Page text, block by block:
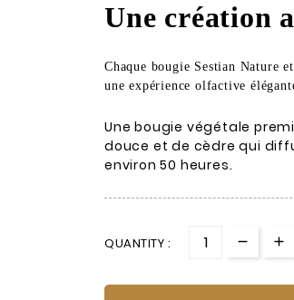
Une création
Chaque bougie Sestian Nature
une expérience olfactive
Une bougie végétale
douce et de cèdre qui
environ 50 heures.
QUANTITY :